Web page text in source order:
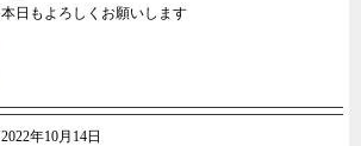
本日もよろしくお願いします
2022年10月14日